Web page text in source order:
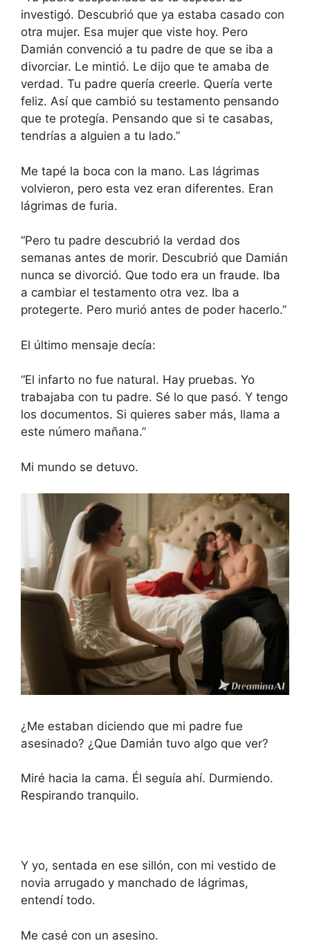
investigó. Descubrió que ya estaba casado con
otra mujer. Esa mujer que viste hoy. Pero
Damián convenció a tu padre de que se iba a
divorciar. Le mintió. Le dijo que te amaba de
verdad. Tu padre quería creerle. Quería verte
feliz. Así que cambió su testamento pensando
que te protegía. Pensando que si te casabas,
tendrías a alguien a tu lado.”
Me tapé la boca con la mano. Las lágrimas
volvieron, pero esta vez eran diferentes. Eran
lágrimas de furia.
“Pero tu padre descubrió la verdad dos
semanas antes de morir. Descubrió que Damián
nunca se divorció. Que todo era un fraude. Iba
a cambiar el testamento otra vez. Iba a
protegerte. Pero murió antes de poder hacerlo.”
El último mensaje decía:
“El infarto no fue natural. Hay pruebas. Yo
trabajaba con tu padre. Sé lo que pasó. Y tengo
los documentos. Si quieres saber más, llama a
este número mañana.”
Mi mundo se detuvo.
¿Me estaban diciendo que mi padre fue
asesinado? ¿Que Damián tuvo algo que ver?
Miré hacia la cama. Él seguía ahí. Durmiendo.
Respirando tranquilo.
Y yo, sentada en ese sillón, con mi vestido de
novia arrugado y manchado de lágrimas,
entendí todo.
Me casé con un asesino.